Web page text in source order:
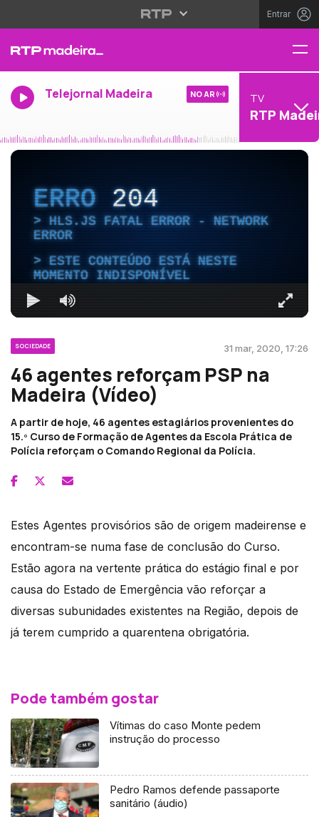
Entrar
Telejornal Madeira NO AR TV
RTP
ERRO204
HLS.JS FATAL ERROR - NETWORK
ERROR
ESTE CONTEÚDO ESTÁ NESTE
MOMENTO INDISPONÍVEL
SOCIEDADE 31 mar, 2020, 17:26
46 agentes reforçam PSP na
Madeira (Vídeo)
A partir de hoje, 46 agentes estagiários provenientes do
15.º Curso de Formação de Agentes da Escola Prática de
Polícia reforçam o Comando Regional da Polícia.
Estes Agentes provisórios são de origem madeirense e
encontram-se numa fase de conclusão do Curso.
Estão agora na vertente prática do estágio final e por
causa do Estado de Emergência vão reforçar a
diversas subunidades existentes na Região, depois de
já terem cumprido a quarentena obrigatória.
Pode também gostar
Vítimas do caso Monte pedem
instrução do processo
Pedro Ramos defende passaporte
sanitário (áudio)